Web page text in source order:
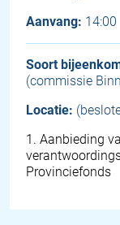
Aanvang: 14:00
Soort
(commissie
Locatie:
1 . Aanbieding
Provinciefonds